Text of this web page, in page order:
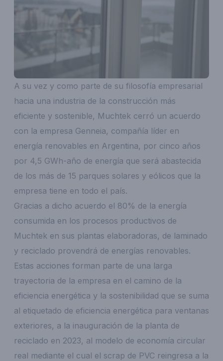
A su vez y como parte de su filosofía empresarial
hacia una industria de la construcción más
eficiente y sostenible, Muchtek cerró un acuerdo
con la empresa Genneia, compañía líder en
energía renovables en Argentina, por cinco años
por 4,5 GWh-año de energía que será abastecida
de los más de 15 parques solares y eólicos que la
empresa tiene en todo el país.
Gracias a dicho acuerdo el 80% de la energía
consumida en los procesos productivos de
Muchtek en sus plantas elaboradoras, de laminado
y reciclado provendrá de energías renovables.
Estas acciones forman parte de una larga
trayectoria de la empresa en el camino de la
eficiencia energética y la sostenibilidad que se suma
al etiquetado de eficiencia energética para ventanas
exteriores, a la inauguración de la planta de
reciclado en 2023, al modelo de economía circular
real mediante el cual el scrap de PVC reingresa a la